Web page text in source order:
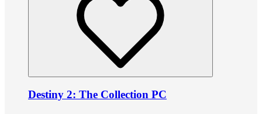
Destiny 2: The Collection PC